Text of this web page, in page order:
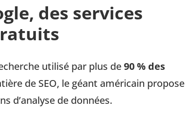
des services
utilisé par plus de90 % des
de SEO, le géant américain propose
d’analyse de données.